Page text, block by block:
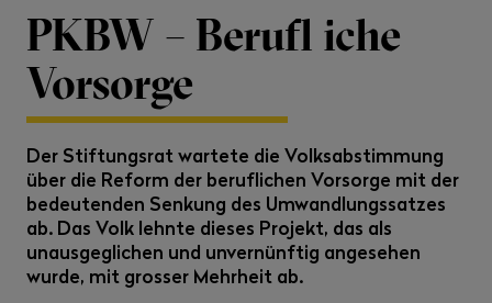
PKBW – Berufl iche
Vorsorge
Der Stiftungsrat wartete die Volksabstimmung
über die Reform der beruflichen Vorsorge mit der
bedeutenden Senkung des Umwandlungssatzes
ab. Das Volk lehnte dieses Projekt, das als
unausgeglichen und unvernünftig angesehen
wurde, mit grosser Mehrheit ab.